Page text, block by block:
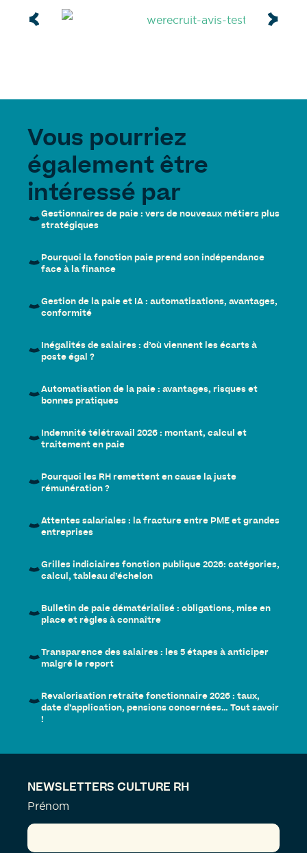
Vous pourriez
également être
intéressé par
Gestionnaires de paie : vers de nouveaux métiers plus
stratégiques
Pourquoi la fonction paie prend son indépendance
face à la finance
Gestion de la paie et IA : automatisations, avantages,
conformité
Inégalités de salaires : d’où viennent les écarts à
poste égal ?
Automatisation de la paie : avantages, risques et
bonnes pratiques
Indemnité télétravail 2026 : montant, calcul et
traitement en paie
Pourquoi les RH remettent en cause la juste
rémunération ?
Attentes salariales : la fracture entre PME et grandes
entreprises
Grilles indiciaires fonction publique 2026: catégories,
calcul, tableau d’échelon
Bulletin de paie dématérialisé : obligations, mise en
place et règles à connaître
Transparence des salaires : les 5 étapes à anticiper
malgré le report
Revalorisation retraite fonctionnaire 2026 : taux,
date d’application, pensions concernées… Tout savoir
!
NEWSLETTERS CULTURE RH
Prénom